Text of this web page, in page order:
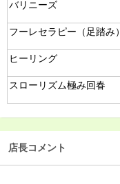
バリニーズ
フーレセラピー（足踏み）
ヒーリング
スローリズム極み回春
店長コメント